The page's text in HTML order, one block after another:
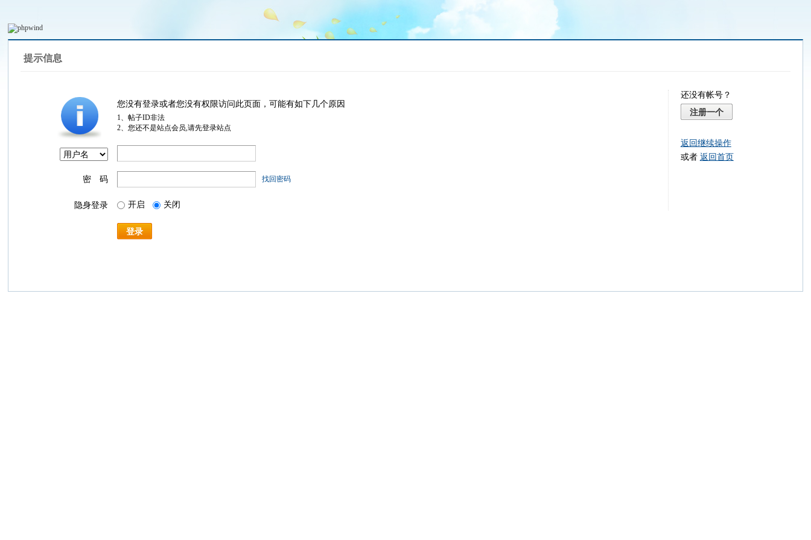
提示信息
您没有登录或者您没有权限访问此页面，可能有如下几个原因
1、帖子ID非法
2、您还不是站点会员,请先登录站点
密 码 找回密码
隐身登录 开启 关闭
登录
还没有帐号？
注册一个
返回继续操作
或者 返回首页